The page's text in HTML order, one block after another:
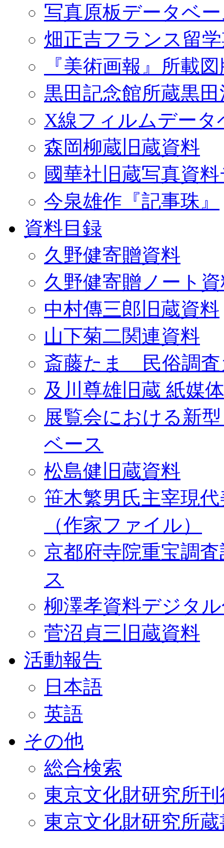
写真原板データベ
畑正吉フランス留
『美術画報』所載
黒田記念館所蔵黒
X線フィルムデータ
森岡柳蔵旧蔵資料
國華社旧蔵写真資
今泉雄作『記事珠』
資料目録
久野健寄贈資料
久野健寄贈ノート
中村傳三郎旧蔵資料
山下菊二関連資料
斎藤たま 民俗調査
及川尊雄旧蔵 紙媒
展覧会における新
ベース
松島健旧蔵資料
笹木繁男氏主宰現
（作家ファイル）
京都府寺院重宝調
ス
柳澤孝資料デジタ
菅沼貞三旧蔵資料
活動報告
日本語
英語
その他
総合検索
東京文化財研究所
東京文化財研究所